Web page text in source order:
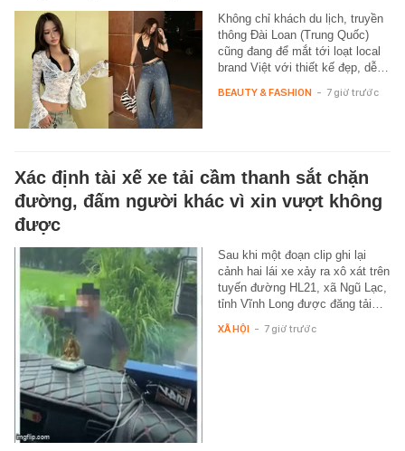
Không chỉ khách du lịch, truyền
thông Đài Loan (Trung Quốc)
cũng đang để mắt tới loạt local
brand Việt với thiết kế đẹp, dễ…
BEAUTY & FASHION - 7 giờ trước
Xác định tài xế xe tải cầm thanh sắt chặn
đường, đấm người khác vì xin vượt không
được
Sau khi một đoạn clip ghi lại
cảnh hai lái xe xảy ra xô xát trên
tuyến đường HL21, xã Ngũ Lạc,
tỉnh Vĩnh Long được đăng tải…
XÃ HỘI - 7 giờ trước